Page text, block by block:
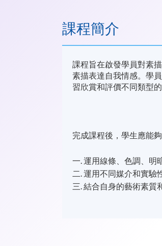
課程簡介
課程旨在啟發學員對素
素描表達自我情感。學
習欣賞和評價不同類型的
完成課程後，學生應能夠
一. 運用線條、色調、明
二. 運用不同媒介和實驗
三. 結合自身的藝術素質